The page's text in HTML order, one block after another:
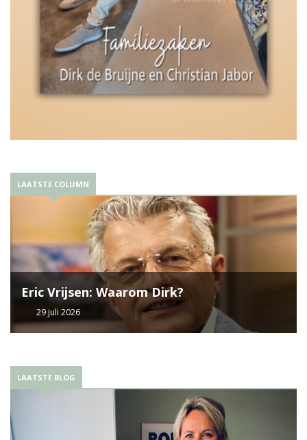
LAATSTE COLUMN
Eric Vrijsen: Waarom Dirk?
29 juli 2026
LAATSTE BLOG